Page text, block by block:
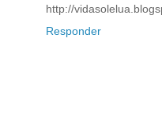
http://
Responder